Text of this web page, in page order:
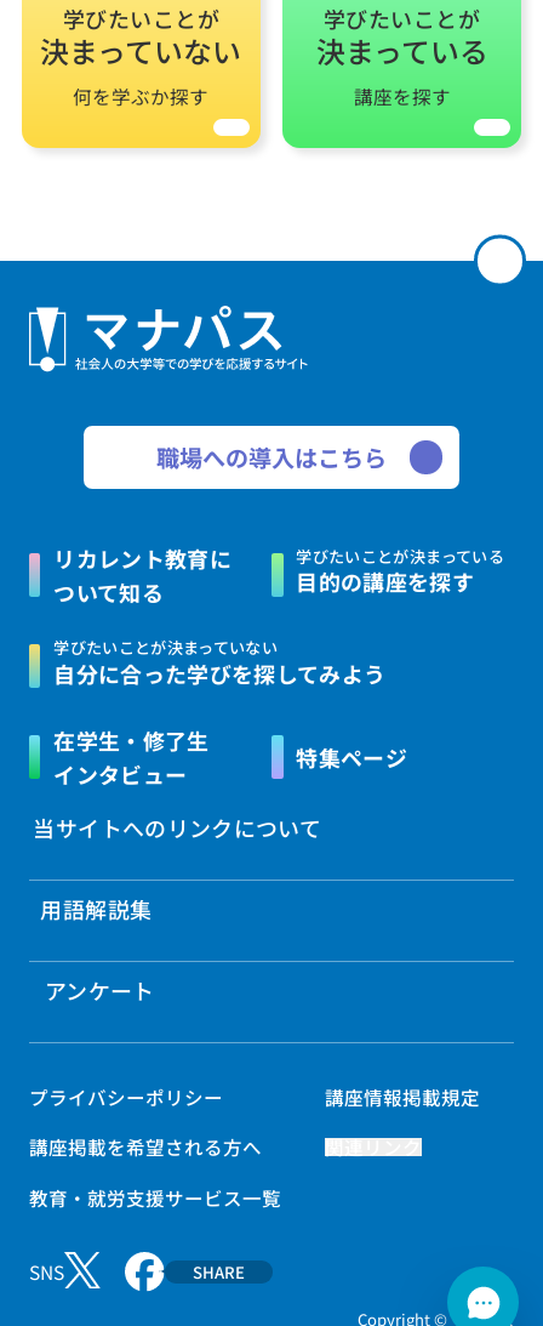
学びたいことが
決まっていない
何を学ぶか探す
学びたいことが
決まっている
講座を探す
職場への導入はこちら
リカレント教育に
ついて知る
学びたいことが決まっている
目的の講座を探す
学びたいことが決まっていない
自分に合った学びを探してみよう
在学生・修了生
インタビュー
特集ページ
当サイトへのリンクについて
用語解説集
アンケート
プライバシーポリシー
講座情報掲載規定
講座掲載を希望される方へ
関連リンク
教育・就労支援サービス一覧
SNS SHARE
Copyright © マナパス